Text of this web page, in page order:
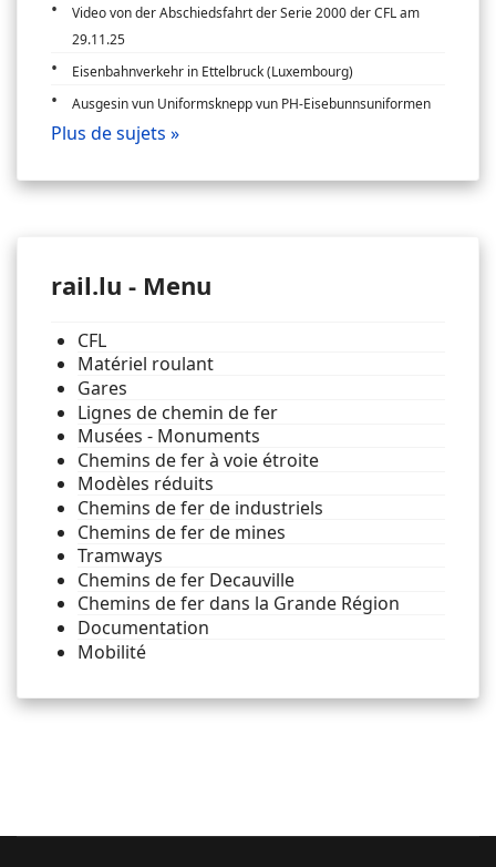
Video von der Abschiedsfahrt der Serie 2000 der CFL am
29.11.25
Eisenbahnverkehr in Ettelbruck (Luxembourg)
Ausgesin vun Uniformsknepp vun PH-Eisebunnsuniformen
Plus de sujets »
rail.lu - Menu
CFL
Matériel roulant
Gares
Lignes de chemin de fer
Musées - Monuments
Chemins de fer à voie étroite
Modèles réduits
Chemins de fer de industriels
Chemins de fer de mines
Tramways
Chemins de fer Decauville
Chemins de fer dans la Grande Région
Documentation
Mobilité